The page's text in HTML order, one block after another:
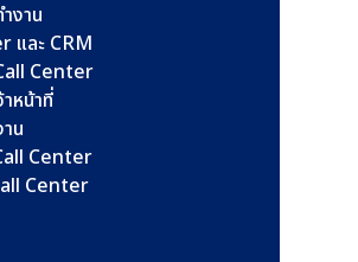
งาน
และ CRM
Center
หน้าที่
น
Center
Center